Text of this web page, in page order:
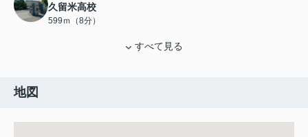
久留米高校
599ｍ（8分）
すべて見る
地図